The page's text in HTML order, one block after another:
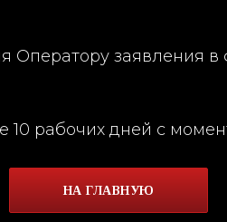
Оператору заявления
10 рабочих дней с
НА ГЛАВНУЮ